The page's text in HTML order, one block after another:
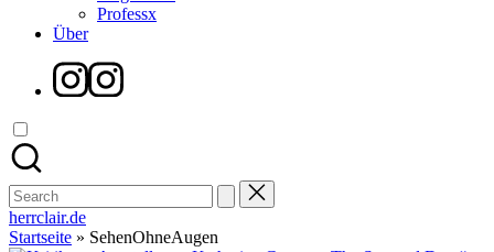
Professx
Über
Instagram
Search
for:
herrclair.de
Startseite » SehenOhneAugen